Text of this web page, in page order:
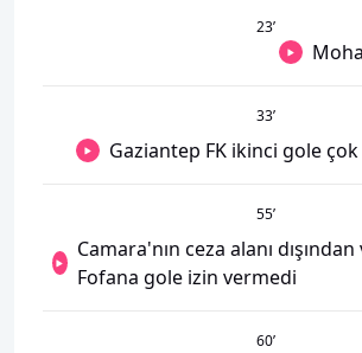
23’
33’
Gaziantep FK ikinci gole çok
55’
Camara'nın ceza alanı
Fofana gole izin vermedi
60’